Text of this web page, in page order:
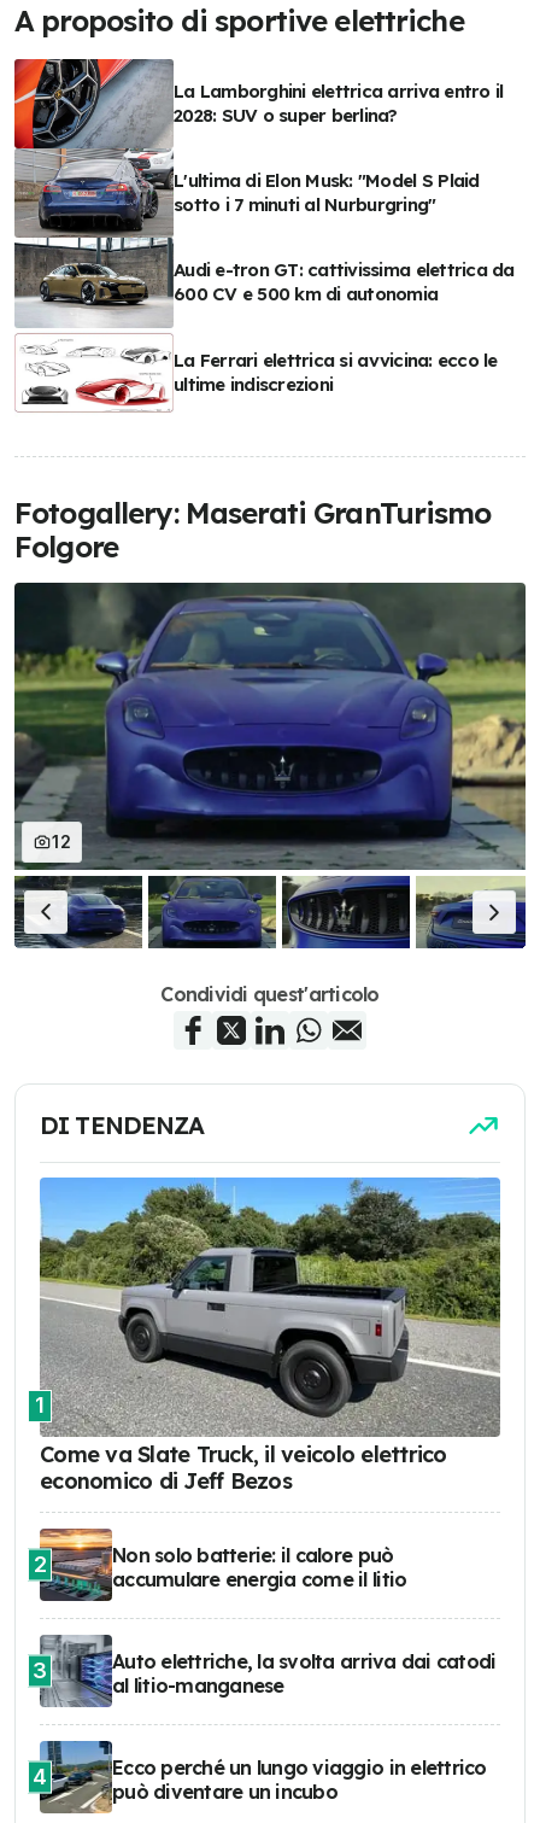
A proposito di sportive elettriche
La Lamborghini elettrica arriva entro il
2028: SUV o super berlina?
L'ultima di Elon Musk: "Model S Plaid
sotto i 7 minuti al Nurburgring"
Audi e-tron GT: cattivissima elettrica da
600 CV e 500 km di autonomia
La Ferrari elettrica si avvicina: ecco le
ultime indiscrezioni
Fotogallery: Maserati GranTurismo
Folgore
12
Condividi quest'articolo
DI TENDENZA
1
Come va Slate Truck, il veicolo elettrico
economico di Jeff Bezos
2
Non solo batterie: il calore può
accumulare energia come il litio
3
Auto elettriche, la svolta arriva dai catodi
al litio-manganese
4
Ecco perché un lungo viaggio in elettrico
può diventare un incubo